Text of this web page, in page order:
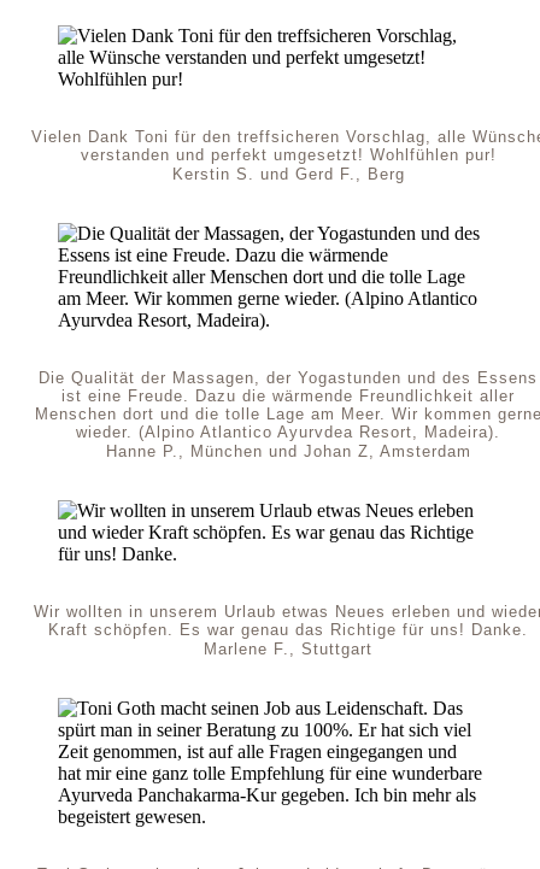
Vielen Dank Toni für den treffsicheren Vorschlag, alle
verstanden und perfekt umgesetzt! Wohlfühlen pur!
Kerstin S. und Gerd F., Berg
Die Qualität der Massagen, der Yogastunden und des Essens
ist eine Freude. Dazu die wärmende Freundlichkeit aller
Menschen dort und die tolle Lage am Meer. Wir kommen
wieder. (Alpino Atlantico Ayurvdea Resort, Madeira).
Hanne P., München und Johan Z, Amsterdam
Wir wollten in unserem Urlaub etwas Neues erleben und
Kraft schöpfen. Es war genau das Richtige für uns! Danke.
Marlene F., Stuttgart